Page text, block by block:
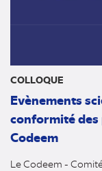
COLLOQUE
Evènements
conformité des
Codeem
Le Codeem -